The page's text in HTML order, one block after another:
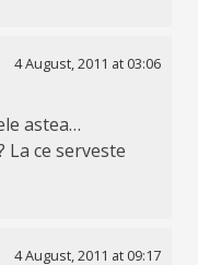
4 August, 2011 at 03:06
astea…
La ce serveste
4 August, 2011 at 09:17